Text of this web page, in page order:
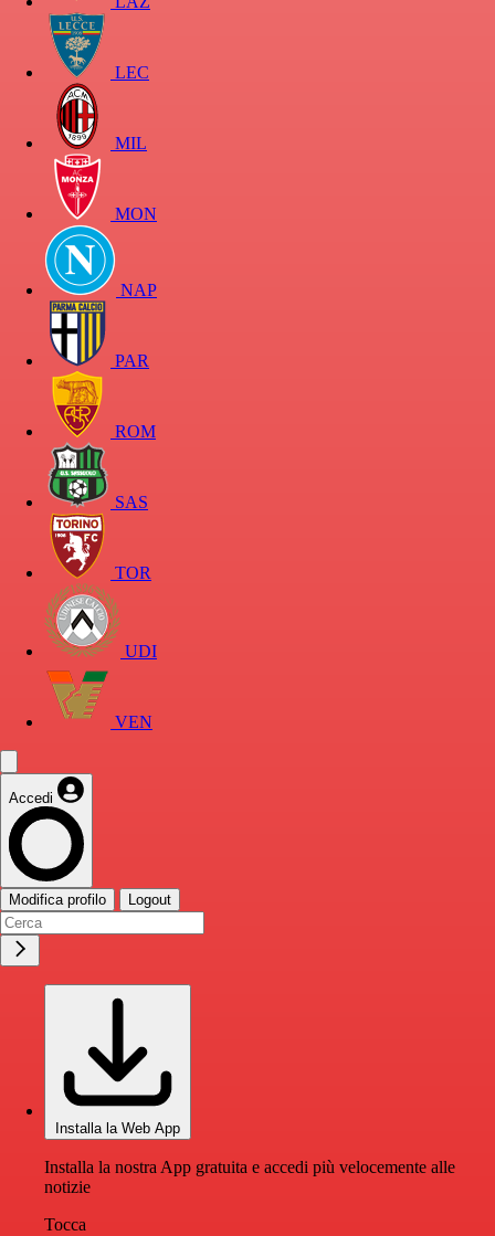
LEC
MIL
MON
NAP
PAR
ROM
SAS
TOR
UDI
VEN
Accedi
Modifica profilo Logout
Installa la Web App
Installa la nostra App gratuita e accedi più velocemente alle
notizie
Tocca